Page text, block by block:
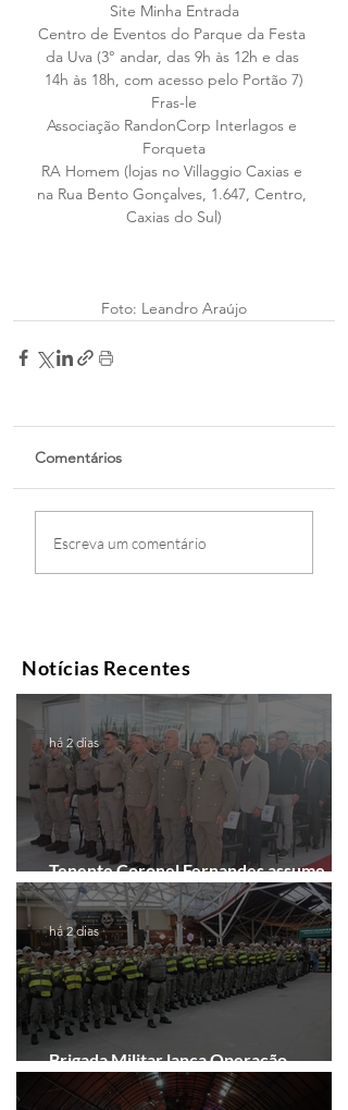
Site Minha Entrada
Centro de Eventos do Parque da Festa
da Uva (3° andar, das 9h às 12h e das
14h às 18h, com acesso pelo Portão 7)
Fras-le
Associação RandonCorp Interlagos e
Forqueta
RA Homem (lojas no Villaggio Caxias e
na Rua Bento Gonçalves, 1.647, Centro,
Caxias do Sul)
Foto: Leandro Araújo
Comentários
Escreva um comentário
Notícias Recentes
Tenente Coronel Fernandes assume
comando do 41º BPM em Gramado
há 2 dias
Brigada Militar lança Operação
Convergência na Região das Hortênsias
há 2 dias